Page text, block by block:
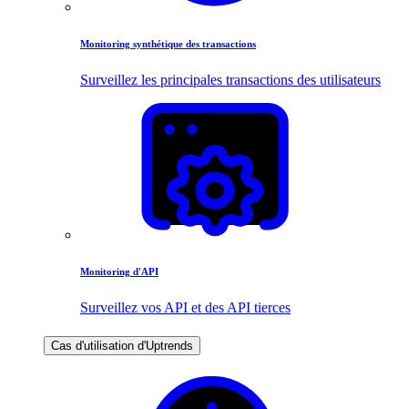
Monitoring synthétique des transactions
Surveillez les principales transactions des utilisateurs
Monitoring d'API
Surveillez vos API et des API tierces
Cas d'utilisation d'Uptrends